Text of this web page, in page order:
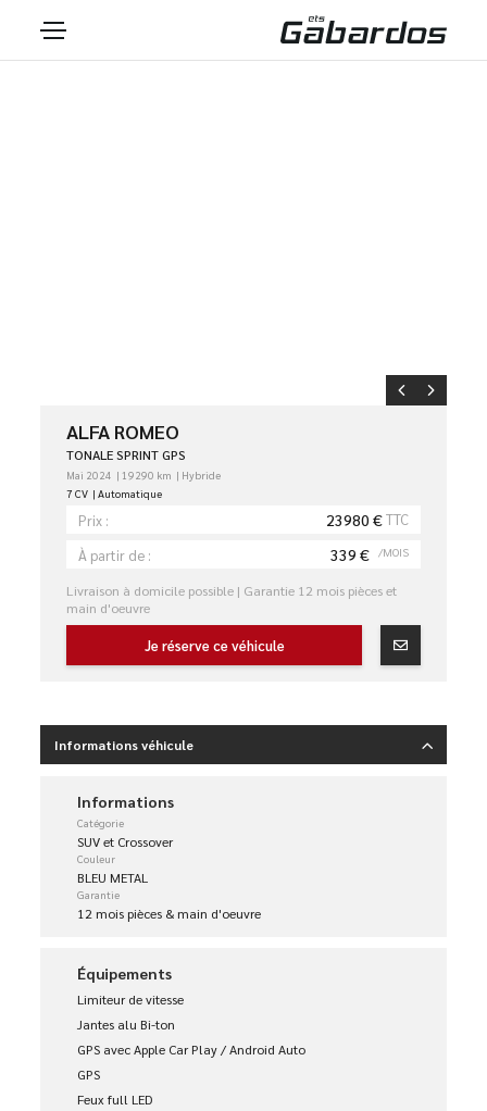
ALFA ROMEO
TONALE SPRINT GPS
Mai 2024 19290 km
Hybride
7 CV
Automatique
Prix : 23980 €TTC
À partir de :
339 € /MOIS
Livraison à domicile possible | Garantie 12 mois pièces et
main d'oeuvre
Je réserve ce véhicule
Informations véhicule
Informations
Catégorie
SUV et Crossover
Couleur
BLEU METAL
Garantie
12 mois pièces & main d'oeuvre
Équipements
Limiteur de vitesse
Jantes alu Bi-ton
GPS avec Apple Car Play / Android Auto
GPS
Feux full LED